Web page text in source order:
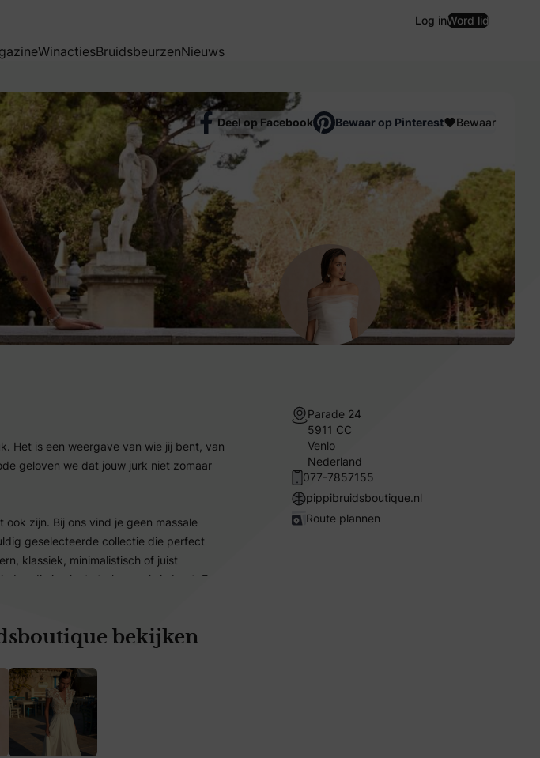
Log inWord lid
WinactiesBruidsbeurzenNieuws
Deel op Facebook Bewaar op Pinterest Bewaar
bekijken
Het is een weergave van wie jij bent, van
geloven we dat jouw jurk niet zomaar
zijn. Bij ons vind je geen massale
geselecteerde collectie die perfect
klassiek, minimalistisch of juist
die jou laat stralen zoals je bent. En
halen we graag extra modellen op zicht,
maar een intieme, persoonlijke ervaring
het niet om de kwantiteit, maar om de
moment waarin je vol vertrouwen en
die magie, dát is wat jouw jurk zo
Parade 24
5911 CC
Venlo
Nederland
077-7857155
pippibruidsboutique.nl
Route plannen